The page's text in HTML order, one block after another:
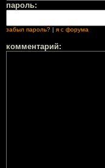
пароль:
забыл пароль? я с форума
комментарий: